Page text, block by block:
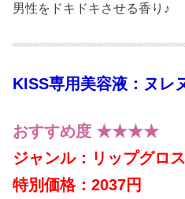
男性をドキドキさせる香り♪
KISS専用美容液：ヌレ
おすすめ度 ★★★★
ジャンル：リップグロス
特別価格：2037円